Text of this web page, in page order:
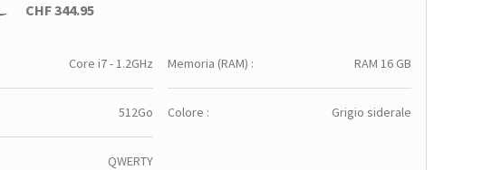
CHF 344.95
Core i7 - 1.2GHz Memoria (RAM) : RAM 16 GB
512Go Colore : Grigio siderale
QWERTY